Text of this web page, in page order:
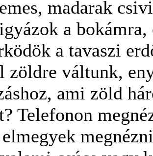
madarak
a bokámra,
a tavaszi
zöldre váltunk,
ami zöld
Telefonon
elmegyek